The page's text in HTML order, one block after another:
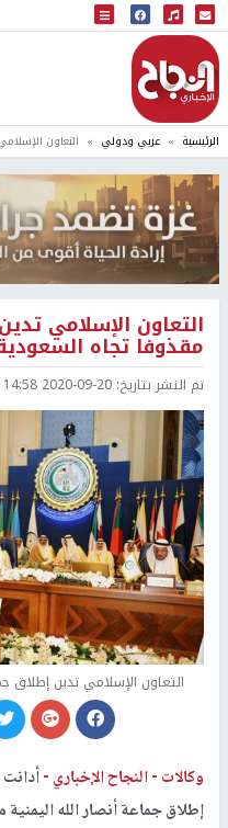
البث المباشر
إذاعة النجاح
الرئيسية عربي ودولي التعاون
التعاون الإسلامي
مقذوفا تجاه
تم النشر بتاريخ: 2020-09-20 14:58
التعاون الإسلامي تدين إطلاق
وكالات -النجاح الإخباري -
إطلاق جماعة أنصار الله